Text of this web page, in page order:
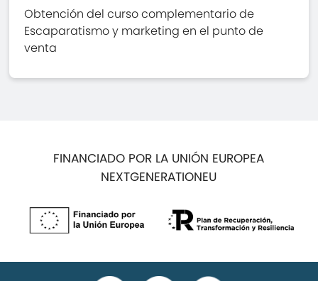
Obtención del curso complementario de
Escaparatismo y marketing en el punto de
venta
FINANCIADO POR LA UNIÓN EUROPEA
NEXTGENERATIONEU